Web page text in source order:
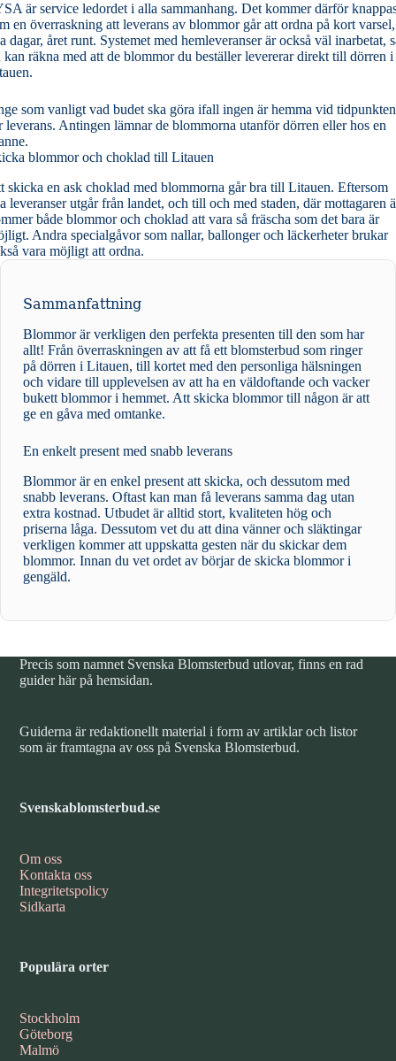
är service ledordet i alla sammanhang. Det kommer därför
en överraskning att leverans av blommor går att ordna på kort varsel,
dagar, året runt. Systemet med hemleveranser är också väl inarbetat,
kan räkna med att de blommor du beställer levererar direkt till dörren i
som vanligt vad budet ska göra ifall ingen är hemma vid tidpunkten
leverans. Antingen lämnar de blommorna utanför dörren eller hos en
blommor och choklad till Litauen
skicka en ask choklad med blommorna går bra till Litauen. Eftersom
leveranser utgår från landet, och till och med staden, där mottagaren
både blommor och choklad att vara så fräscha som det bara är
Andra specialgåvor som nallar, ballonger och läckerheter brukar
vara möjligt att ordna.
Sammanfattning
Blommor är verkligen den perfekta presenten till den som har
allt! Från överraskningen av att få ett blomsterbud som ringer
på dörren i Litauen, till kortet med den personliga hälsningen
och vidare till upplevelsen av att ha en väldoftande och vacker
bukett blommor i hemmet. Att skicka blommor till någon är att
ge en gåva med omtanke.
En enkelt present med snabb leverans
Blommor är en enkel present att skicka, och dessutom med
snabb leverans. Oftast kan man få leverans samma dag utan
extra kostnad. Utbudet är alltid stort, kvaliteten hög och
priserna låga. Dessutom vet du att dina vänner och släktingar
verkligen kommer att uppskatta gesten när du skickar dem
blommor. Innan du vet ordet av börjar de skicka blommor i
gengäld.
Precis som namnet Svenska Blomsterbud utlovar, finns en rad
guider här på hemsidan.
Guiderna är redaktionellt material i form av artiklar och listor
som är framtagna av oss på Svenska Blomsterbud.
Svenskablomsterbud.se
Om oss
Kontakta oss
Integritetspolicy
Sidkarta
Populära orter
Stockholm
Göteborg
Malmö